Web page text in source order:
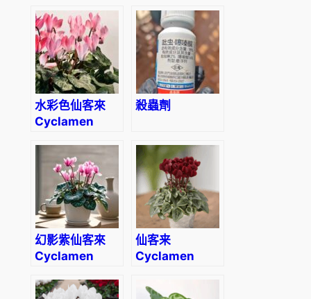
水彩色仙客來
Cyclamen
殺蟲劑
幻影紫仙客來
Cyclamen
Purple’
仙客来
Cyclamen